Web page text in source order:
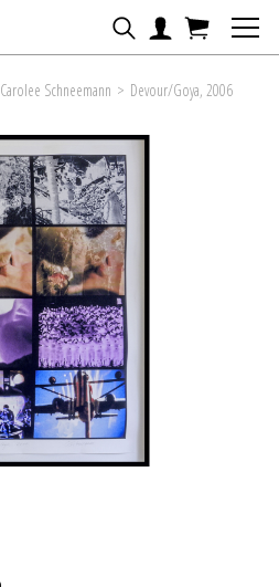
Carolee Schneemann > Devour/Goya, 2006